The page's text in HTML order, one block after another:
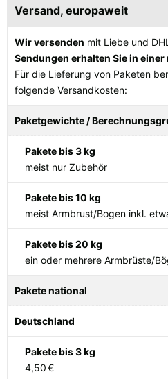
Versand, europaweit
Wir versenden mit Liebe und
Sendungen erhalten Sie in
Für die Lieferung von Paketen
folgende Versandkosten:
Paketgewichte /
Pakete bis 3 kg
meist nur Zubehör
Pakete bis 10 kg
meist Armbrust/Bogen inkl.
Pakete bis 20 kg
ein oder mehrere Armbrüste/
Pakete national
Deutschland
Pakete bis 3 kg
4,50€